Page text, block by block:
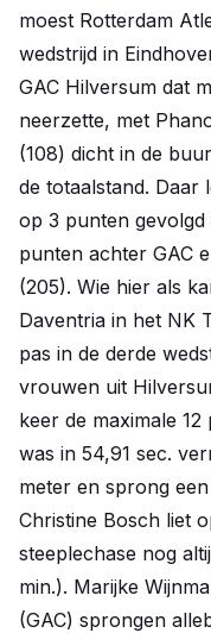
moest Rotterdam
wedstrijd in
GAC Hilversum dat
neerzette, met
(108) dicht in de
de totaalstand. Daar
op 3 punten
punten achter GAC
(205). Wie hier als
Daventria in het NK
pas in de derde
vrouwen uit
keer de maximale
was in 54,91 sec.
meter en sprong
Christine Bosch liet
steeplechase nog
min.). Marijke
(GAC) sprongen